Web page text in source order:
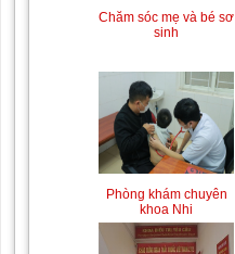
sinh
Trung tâm chăm sóc mẹ
bầu và sau sinh
Phòng khám chuyên
khoa Nhi
Chiếu tia Plasma lạnh hỗ
trợ điều trị vết thương